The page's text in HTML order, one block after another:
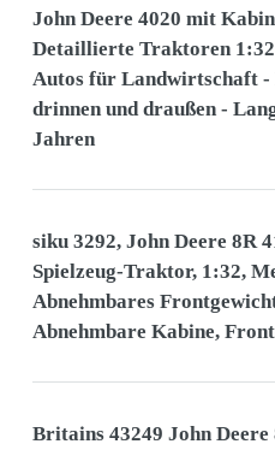
John Deere 4020 mit
Detaillierte Traktoren 1:32
Autos für Landwirtschaft
drinnen und draußen -
Jahren
siku 3292, John Deere 8R
Spielzeug-Traktor, 1:32,
Abnehmbares
Abnehmbare Kabine,
Britains 43249 John